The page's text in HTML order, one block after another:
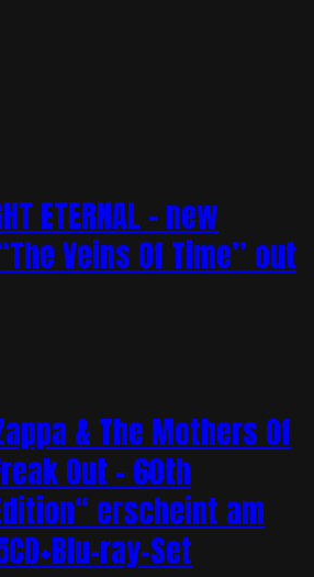
ETERNAL – new
Veins Of Time” out
& The Mothers Of
Out – 60th
erscheint am
ray-Set